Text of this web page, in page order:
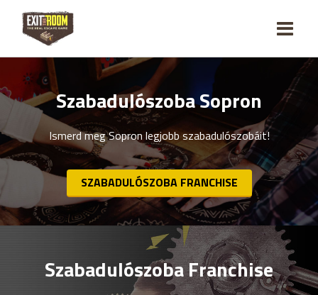
Szabadulószoba Sopron
Ismerd meg Sopron legjobb szabadulószobáit!
SZABADULÓSZOBA FRANCHISE
Szabadulószoba Franchise